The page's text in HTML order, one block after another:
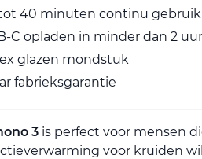
40 minuten continu gebruik
C opladen in minder dan 2 uur
glazen mondstuk
fabrieksgarantie
3 is perfect voor mensen
voor kruiden